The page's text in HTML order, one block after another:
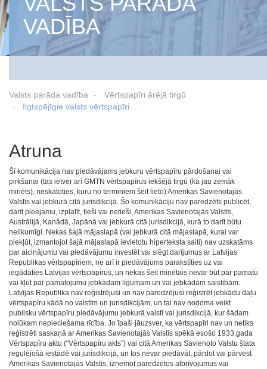
VADĪBA
Valsts parāda vadība
Vērtspapīri ārējā tirgū
Ilgtspējīgie valsts vērtspapīri
Atruna
Šī komunikācija nav piedāvājams jebkuru vērtspapīru pārdošanai vai
pirkšanai (tas ietver arī GMTN vērtspapīrus iekšējā tirgū (kā jau zemāk
minēts), neskatoties, kuru no terminiem šeit lieto) Amerikas Savienotajās
Valstīs vai jebkurā citā jurisdikcijā. Šo komunikāciju nav paredzēts publicēt,
darīt pieejamu, izplatīt, tieši vai netieši, Amerikas Savienotajās Valstīs,
Austrālijā, Kanādā, Japānā vai jebkurā citā jurisdikcijā, kurā to darīt būtu
nelikumīgi. Nekas šajā mājaslapā (vai jebkurā citā mājaslapā, kurai var
piekļūt, izmantojot šajā mājaslapā ievietotu hiperteksta saiti) nav uzskatāms
par aicinājumu vai piedāvājumu investēt vai slēgt darījumus ar Latvijas
Republikas vērtspapīriem, ne arī ir piedāvājums parakstīties uz vai
iegādāties Latvijas vērtspapīrus, un nekas šeit minētais nevar būt par pamatu
vai kļūt par pamatojumu jebkādam līgumam un vai jebkādām saistībām.
Latvijas Republika nav reģistrējusi un nav paredzējusi reģistrēt jebkādu daļu
vērtspapīru kādā no valstīm un jurisdikcijām, un tai nav nodoma veikt
publisku vērtspapīru piedāvājumu jebkurā valstī vai jurisdikcijā, kur šādam
nolūkam nepieciešama rīcība. Jo īpaši jāuzsver, ka vērtspapīri nav un netiks
reģistrēti saskaņā ar Amerikas Savienotajās Valstīs spēkā esošo 1933.gada
Vērtspapīru aktu (“Vērtspapīru akts”) vai citā Amerikas Savienoto Valstu štata
regulējošā iestādē vai jurisdikcijā, un tos nevar piedāvāt, pārdot vai pārvest
Amerikas Savienotajās Valstīs, izņemot paredzētos atbrīvojumus vai